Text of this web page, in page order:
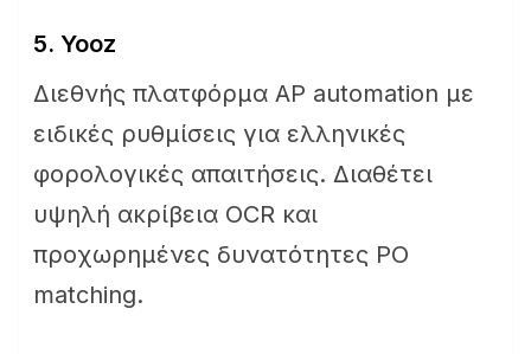
5. Yooz
Διεθνής πλατφόρμα AP automation με
ειδικές ρυθμίσεις για ελληνικές
φορολογικές απαιτήσεις. Διαθέτει
υψηλή ακρίβεια OCR και
προχωρημένες δυνατότητες PO
matching.